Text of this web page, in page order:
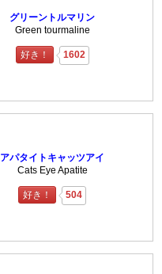
グリーントルマリン
Green tourmaline
好き！ 1602
アパタイトキャッツアイ
Cats Eye Apatite
好き！ 504